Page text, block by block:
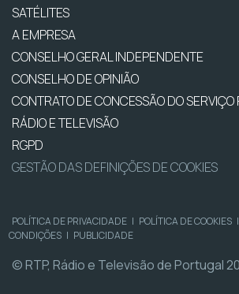
SATÉLITES
A EMPRESA
CONSELHO GERAL INDEPENDENTE
CONSELHO DE OPINIÃO
CONTRATO DE CONCESSÃO DO SERVIÇO
RÁDIO E TELEVISÃO
RGPD
GESTÃO DAS DEFINIÇÕES DE COOKIES
POLÍTICA DE PRIVACIDADE | POLÍTICA DE COOKIES |
CONDIÇÕES | PUBLICIDADE
© RTP, Rádio e Televisão de Portugal